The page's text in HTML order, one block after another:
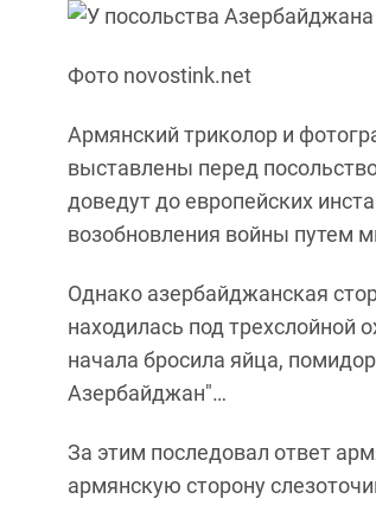
Фото novostink.net
Армянский триколор и
выставлены перед
доведут до европейских
возобновления войны путем
Однако азербайджанская
находилась под трехслойной
начала бросила яйца,
Азербайджан"…
За этим последовал ответ
армянскую сторону